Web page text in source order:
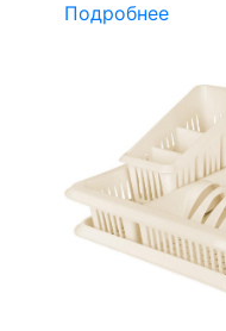
Подробнее